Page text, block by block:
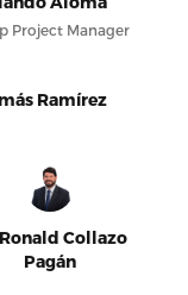
Project Manager
Ramírez
Collazo
Pagán